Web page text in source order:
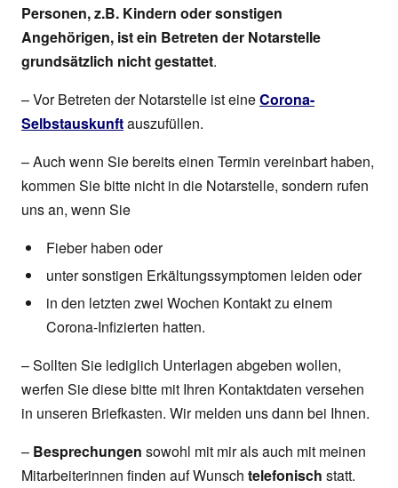
Personen, z.B. Kindern oder sonstigen
Angehörigen, ist ein Betreten der Notarstelle
grundsätzlich nicht gestattet.
– Vor Betreten der Notarstelle ist eineCorona-
Selbstauskunftauszufüllen.
– Auch wenn Sie bereits einen Termin vereinbart haben,
kommen Sie bitte nicht in die Notarstelle, sondern rufen
uns an, wenn Sie
Fieber haben oder
unter sonstigen Erkältungssymptomen leiden oder
in den letzten zwei Wochen Kontakt zu einem
Corona-Infizierten hatten.
– Sollten Sie lediglich Unterlagen abgeben wollen,
werfen Sie diese bitte mit Ihren Kontaktdaten versehen
in unseren Briefkasten. Wir melden uns dann bei Ihnen.
– Besprechungen sowohl mit mir als auch mit meinen
Mitarbeiterinnen finden auf Wunsch telefonisch statt.